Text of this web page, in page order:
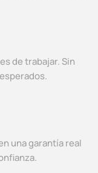
de trabajar. Sin
una garantía real